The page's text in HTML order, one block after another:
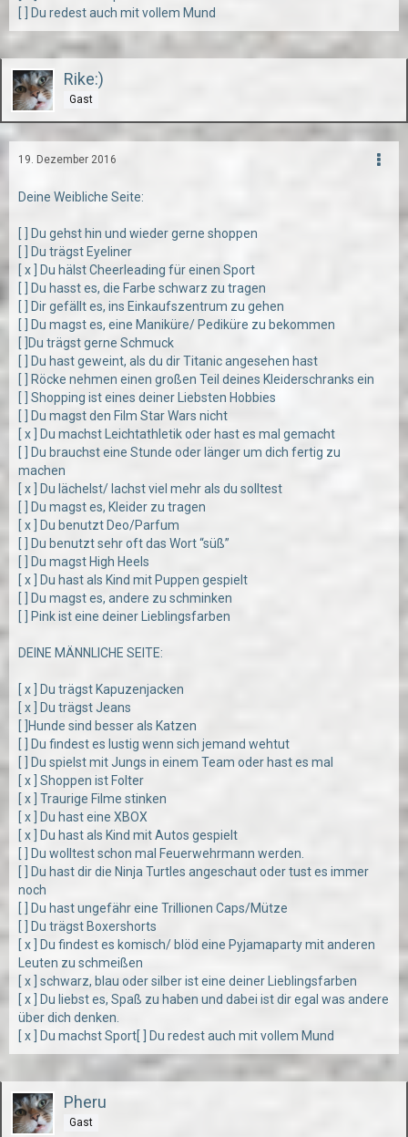
[ ] Du redest auch mit vollem Mund
Rike:)
Gast
19. Dezember 2016
Deine Weibliche Seite:
[ ] Du gehst hin und wieder gerne shoppen
[ ] Du trägst Eyeliner
[ x ] Du hälst Cheerleading für einen Sport
[ ] Du hasst es, die Farbe schwarz zu tragen
[ ] Dir gefällt es, ins Einkaufszentrum zu gehen
[ ] Du magst es, eine Maniküre/ Pediküre zu bekommen
[ ]Du trägst gerne Schmuck
[ ] Du hast geweint, als du dir Titanic angesehen hast
[ ] Röcke nehmen einen großen Teil deines Kleiderschranks ein
[ ] Shopping ist eines deiner Liebsten Hobbies
[ ] Du magst den Film Star Wars nicht
[ x ] Du machst Leichtathletik oder hast es mal gemacht
[ ] Du brauchst eine Stunde oder länger um dich fertig zu
machen
[ x ] Du lächelst/ lachst viel mehr als du solltest
[ ] Du magst es, Kleider zu tragen
[ x ] Du benutzt Deo/Parfum
[ ] Du benutzt sehr oft das Wort “süß”
[ ] Du magst High Heels
[ x ] Du hast als Kind mit Puppen gespielt
[ ] Du magst es, andere zu schminken
[ ] Pink ist eine deiner Lieblingsfarben
DEINE MÄNNLICHE SEITE:
[ x ] Du trägst Kapuzenjacken
[ x ] Du trägst Jeans
[ ]Hunde sind besser als Katzen
[ ] Du findest es lustig wenn sich jemand wehtut
[ ] Du spielst mit Jungs in einem Team oder hast es mal
[ x ] Shoppen ist Folter
[ x ] Traurige Filme stinken
[ x ] Du hast eine XBOX
[ x ] Du hast als Kind mit Autos gespielt
[ ] Du wolltest schon mal Feuerwehrmann werden.
[ ] Du hast dir die Ninja Turtles angeschaut oder tust es immer
noch
[ ] Du hast ungefähr eine Trillionen Caps/Mütze
[ ] Du trägst Boxershorts
[ x ] Du findest es komisch/ blöd eine Pyjamaparty mit anderen
Leuten zu schmeißen
[ x ] schwarz, blau oder silber ist eine deiner Lieblingsfarben
[ x ] Du liebst es, Spaß zu haben und dabei ist dir egal was andere
über dich denken.
[ x ] Du machst Sport[ ] Du redest auch mit vollem Mund
Pheru
Gast